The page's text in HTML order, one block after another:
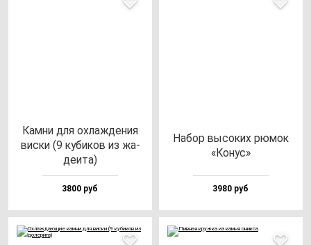
Кам­ни для ох­лаж­де­ния
вис­ки (9 ку­би­ков из жа­
де­ита)
3800 руб
Набор вы­со­ких рю­мок
«Конус»
3980 руб